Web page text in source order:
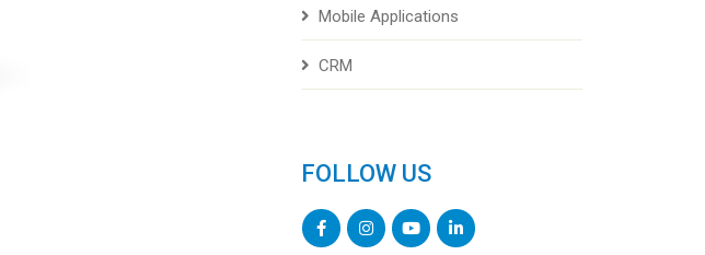
Mobile Applications
CRM
FOLLOW US